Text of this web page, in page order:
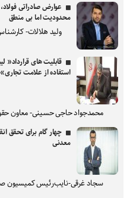
عوارض صادراتی فولاد،
محدودیت اما بی منطق
ولید هلالات-
قابلیت های قرارداد«
استفاده از علامت تجاری»
محمدجواد حاجی حسینی- معاون
چهار گام برای تحقق
معدنی
سجاد غرقی-نایب‌رئیس کمیسیون